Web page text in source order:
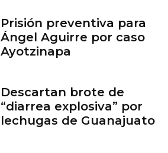
Prisión preventiva para
Ángel Aguirre por caso
Ayotzinapa
Descartan brote de
“diarrea explosiva” por
lechugas de Guanajuato